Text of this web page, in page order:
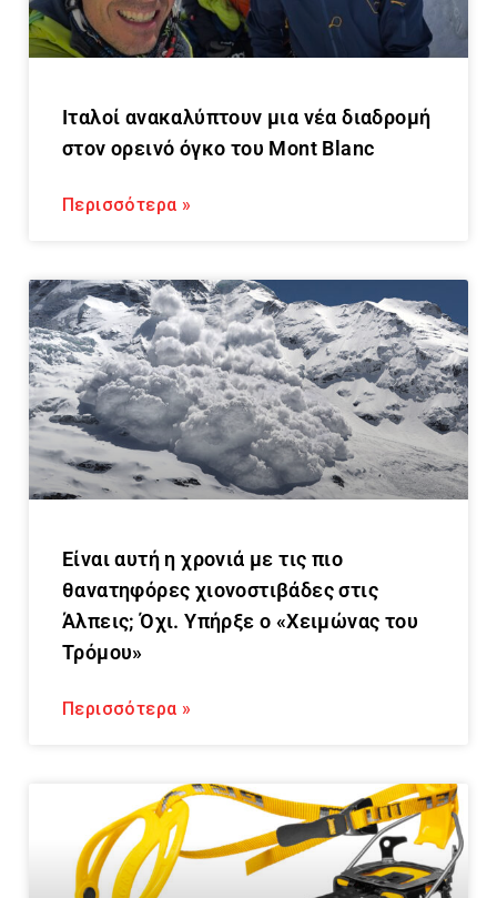
Ιταλοί ανακαλύπτουν μια νέα διαδρομή
στον ορεινό όγκο του Mont Blanc
Περισσότερα »
Είναι αυτή η χρονιά με τις πιο
θανατηφόρες χιονοστιβάδες στις
Άλπεις; Όχι. Υπήρξε ο «Χειμώνας του
Τρόμου»
Περισσότερα »